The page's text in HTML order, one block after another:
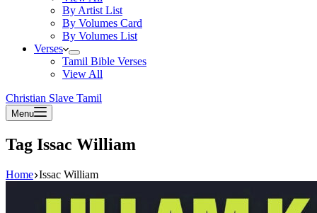
By Artist List
By Volumes Card
By Volumes List
Verses
Tamil Bible Verses
View All
Christian Slave Tamil
Menu
Tag Issac William
Home Issac William